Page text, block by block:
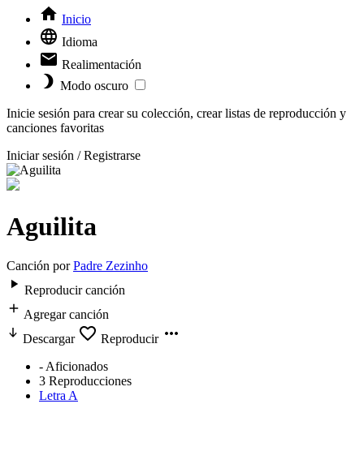
Inicio
Idioma
Realimentación
Modo oscuro
Inicie sesión para crear su colección, crear listas de reproducción y
canciones favoritas
Iniciar sesión / Registrarse
Aguilita
Canción porPadre Zezinho
Reproducir canción
Agregar canción
Descargar
Reproducir
- Aficionados
3 Reproducciones
Letra A